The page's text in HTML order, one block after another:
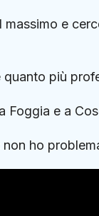
massimo e
più
Foggia e a
ho